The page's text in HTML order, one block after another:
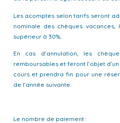
Les acomptes selon tarifs seront
nominale des chèques
supérieur à 30%.
En cas d’annulation, les
remboursables et feront l’objet
cours et prendra fin pour une
de l’année suivante.
Le nombre de paiement :